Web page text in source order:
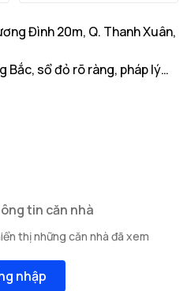
Đình 20m, Q. Thanh Xuân,
Bắc, sổ đỏ rõ ràng, pháp lý
ngay chủ nhà.
Bắc, độ rộng ngõ tiếp giáp
Khương Đình với
và tiện ích xung quanh.
tin căn nhà
thị những căn nhà đã xem
nhập